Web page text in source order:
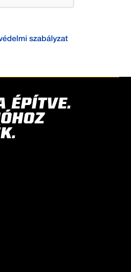
szabályzat
ÉPÍTVE.